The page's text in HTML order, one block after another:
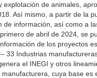
de animales,
Así mismo, a partir de la
información, así como a
de abril de 2024, se
de los proyectos
33 Industrias
el INEGI y otros
cuya base